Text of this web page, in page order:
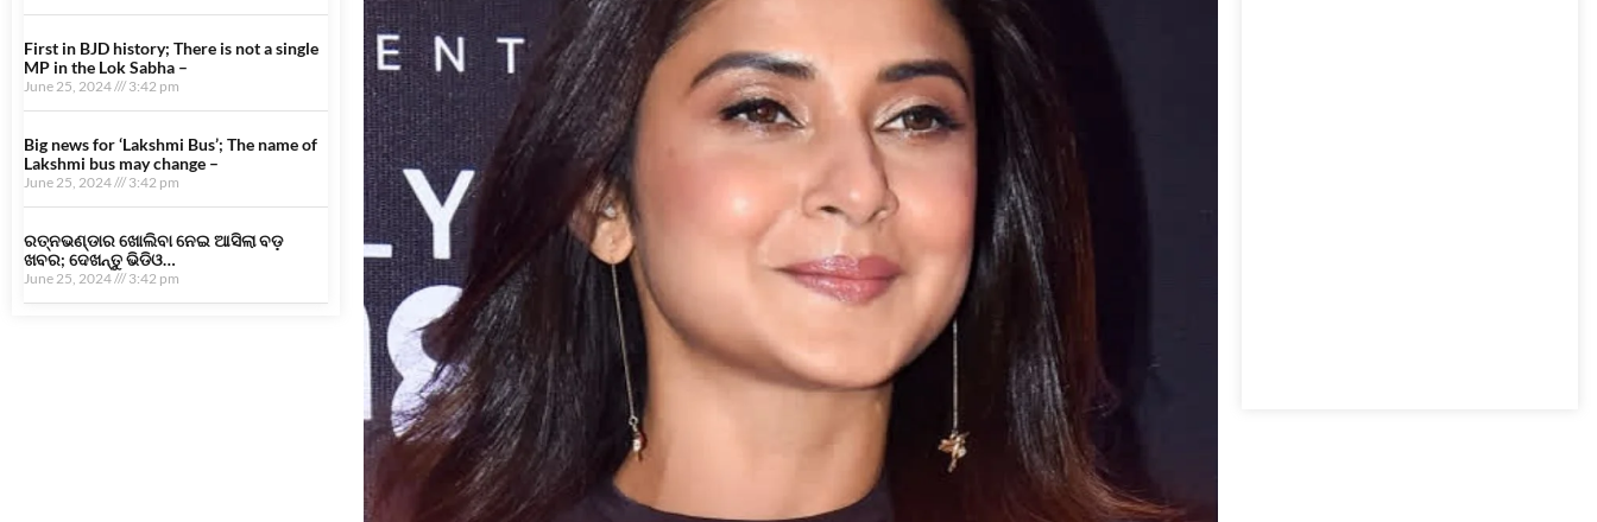
First in BJD history; There is not a single
MP in the Lok Sabha –
June 25, 2024 3:42 pm
Big news for ‘Lakshmi Bus’; The name of
Lakshmi bus may change –
June 25, 2024 3:42 pm
ରତ୍ନଭଣ୍ଡାର ଖୋଲିବା ନେଇ ଆସିଲା ବଡ଼
ଖବର; ଦେଖନ୍ତୁ ଭିଡିଓ…
June 25, 2024 3:42 pm